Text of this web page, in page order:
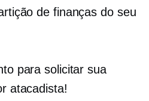
de finanças do seu
para solicitar sua
atacadista!